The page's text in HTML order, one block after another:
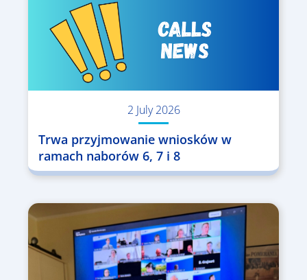
2 July 2026
Trwa przyjmowanie wniosków w
ramach naborów 6, 7 i 8